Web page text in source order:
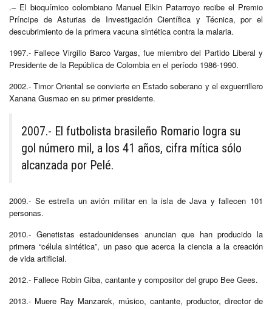
.– El bioquímico colombiano Manuel Elkin Patarroyo recibe el Premio
Príncipe de Asturias de Investigación Científica y Técnica, por el
descubrimiento de la primera vacuna sintética contra la malaria.
1997.- Fallece Virgilio Barco Vargas, fue miembro del Partido Liberal y
Presidente de la República de Colombia en el período 1986-1990.
2002.- Timor Oriental se convierte en Estado soberano y el exguerrillero
Xanana Gusmao en su primer presidente.
2007.- El futbolista brasileño Romario logra su
gol número mil, a los 41 años, cifra mítica sólo
alcanzada por Pelé.
2009.- Se estrella un avión militar en la isla de Java y fallecen 101
personas.
2010.- Genetistas estadounidenses anuncian que han producido la
primera “célula sintética”, un paso que acerca la ciencia a la creación
de vida artificial.
2012.- Fallece Robin Giba, cantante y compositor del grupo Bee Gees.
2013.- Muere Ray Manzarek, músico, cantante, productor, director de